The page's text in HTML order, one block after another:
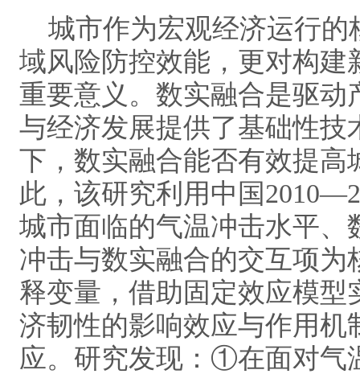
城市作为宏观经济运行的
域风险防控效能，更对构
重要意义。数实融合是驱
与经济发展提供了基础性
下，数实融合能否有效提
此，该研究利用中国
城市面临的气温冲击水平
冲击与数实融合的交互项
释变量，借助固定效应模
济韧性的影响效应与作用
应。研究发现：①在面对气